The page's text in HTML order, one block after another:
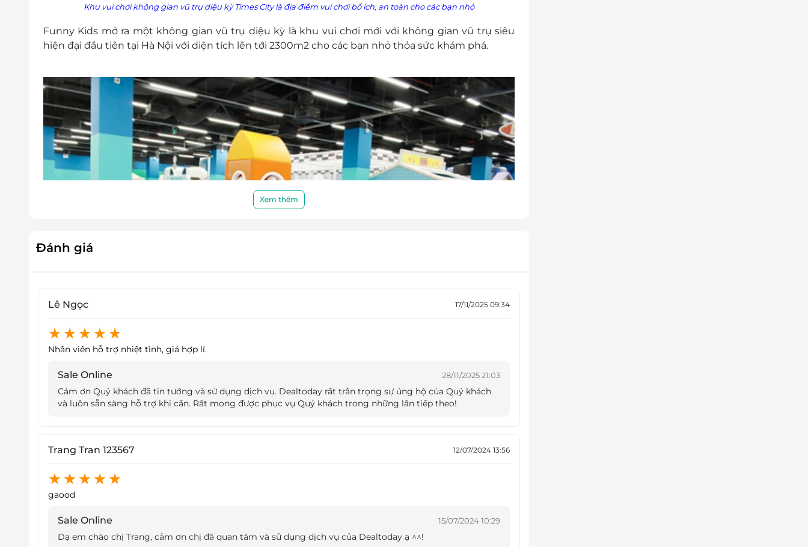
Khu vui chơi không gian vũ trụ diệu kỳ Times City là địa điểm vui chơi bổ ích, an toàn cho các bạn nhỏ
Funny Kids mở ra một không gian vũ trụ diệu kỳ là khu vui chơi mới với không gian vũ trụ siêu
hiện đại đầu tiên tại Hà Nội với diện tích lên tới 2300m2 cho các bạn nhỏ thỏa sức khám phá.
Xem thêm
Đánh giá
Lê Ngọc 17/11/2025 09:34
Nhân viên hỗ trợ nhiệt tình, giá hợp lí.
Sale Online 28/11/2025 21:03
Cảm ơn Quý khách đã tin tưởng và sử dụng dịch vụ. Dealtoday rất trân trọng sự ủng hộ của Quý khách
và luôn sẵn sàng hỗ trợ khi cần. Rất mong được phục vụ Quý khách trong những lần tiếp theo!
Trang Tran 123567 12/07/2024 13:56
gaood
Sale Online 15/07/2024 10:29
Dạ em chào chị Trang, cảm ơn chị đã quan tâm và sử dụng dịch vụ của Dealtoday ạ ^^!